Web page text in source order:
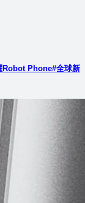
Robot Phone#全球新